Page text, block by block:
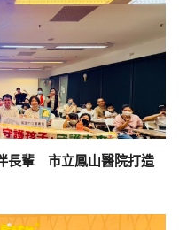
長輩 市立鳳山醫院打造